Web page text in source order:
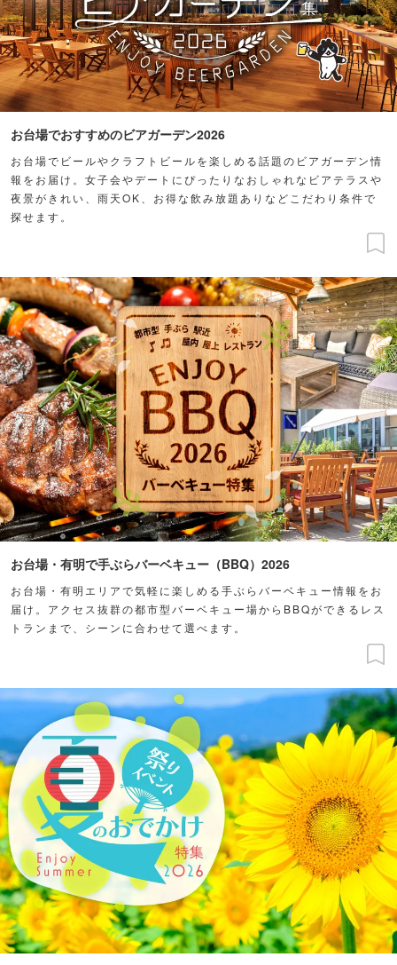
お台場でおすすめのビアガーデン2026
お台場でビールやクラフトビールを楽しめる話題のビアガーデン情
報をお届け。女子会やデートにぴったりなおしゃれなビアテラスや
夜景がきれい、雨天OK、お得な飲み放題ありなどこだわり条件で
探せます。
お台場・有明で手ぶらバーベキュー（BBQ）2026
お台場・有明エリアで気軽に楽しめる手ぶらバーベキュー情報をお
届け。アクセス抜群の都市型バーベキュー場からBBQができるレス
トランまで、シーンに合わせて選べます。